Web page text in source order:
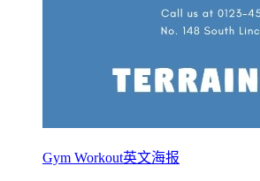
Gym Workout英文海报